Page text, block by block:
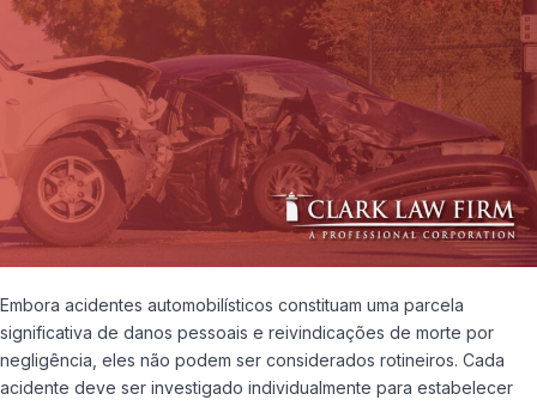
Embora acidentes automobilísticos constituam uma parcela
significativa de danos pessoais e reivindicações de morte por
negligência, eles não podem ser considerados rotineiros. Cada
acidente deve ser investigado individualmente para estabelecer